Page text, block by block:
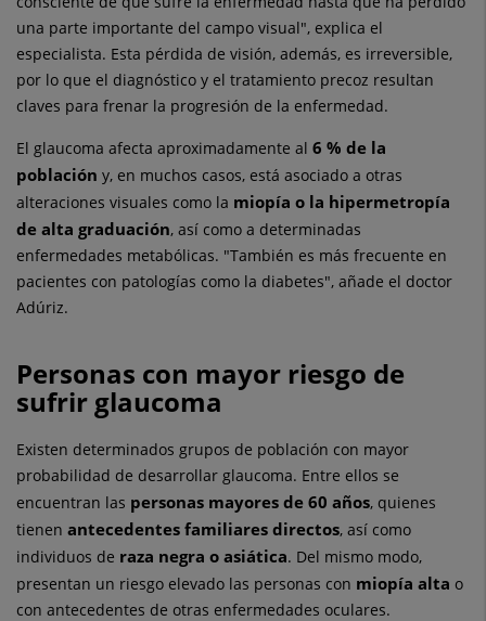
una parte importante del campo visual", explica el
especialista. Esta pérdida de visión, además, es irreversible,
por lo que el diagnóstico y el tratamiento precoz resultan
claves para frenar la progresión de la enfermedad.
El glaucoma afecta aproximadamente al 6 % de la
población y, en muchos casos, está asociado a otras
alteraciones visuales como la miopía o la hipermetropía
de alta graduación, así como a determinadas
enfermedades metabólicas. "También es más frecuente en
pacientes con patologías como la diabetes", añade el doctor
Adúriz.
Personas con mayor riesgo de
sufrir glaucoma
Existen determinados grupos de población con mayor
probabilidad de desarrollar glaucoma. Entre ellos se
encuentran las personas mayores de 60 años, quienes
tienen antecedentes familiares directos, así como
individuos de raza negra o asiática. Del mismo modo,
presentan un riesgo elevado las personas con miopía alta o
con antecedentes de otras enfermedades oculares.